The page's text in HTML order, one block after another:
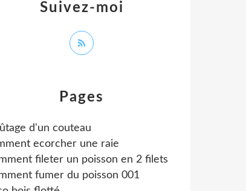
Pages
d'un couteau
ecorcher une raie
fileter un poisson en 2 filets
fumer du poisson 001
Suivez-moi